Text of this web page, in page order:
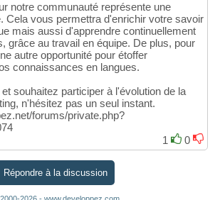
notre communauté représente une
Cela vous permettra d'enrichir votre savoir
mais aussi d'apprendre continuellement
grâce au travail en équipe. De plus, pour
autre opportunité pour étoffer
connaissances en langues.
souhaitez participer à l'évolution de la
n'hésitez pas un seul instant.
forums/private.php?
1
0
Répondre à la discussion